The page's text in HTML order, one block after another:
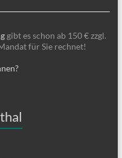
gibt es schon ab 150 € zzgl.
für Sie rechnet!